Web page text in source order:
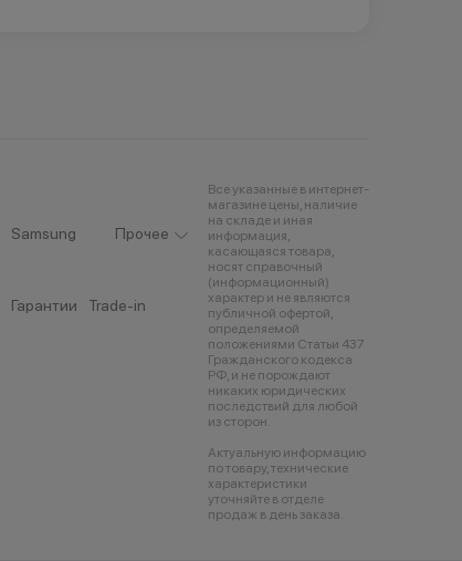
Samsung Прочее
Гарантии
Trade-in
Все указанные в интернет-
магазине цены, наличие
на складе и иная
информация,
касающаяся товара,
носят справочный
(информационный)
характер и не являются
публичной офертой,
определяемой
положениями Статьи 437
Гражданского кодекса
РФ, и не порождают
никаких юридических
последствий для любой
из сторон.
Актуальную информацию
по товару, технические
характеристики
уточняйте в отделе
продаж в день заказа.